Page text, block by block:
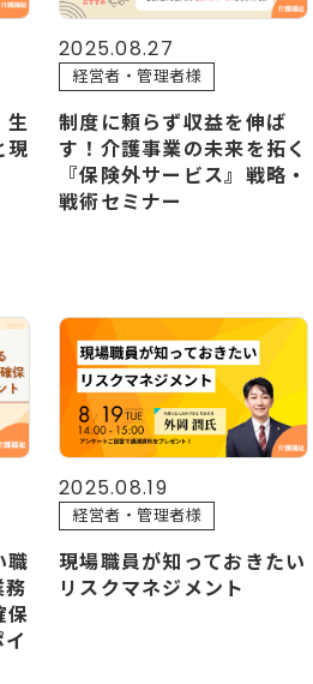
生
現
2025.08.27
経営者・管理者様
制度に頼らず収益を伸ば
す！介護事業の未来を拓く
『保険外サービス』戦略・
戦術セミナー
職
保
2025.08.19
経営者・管理者様
現場職員が知っておきたい
リスクマネジメント